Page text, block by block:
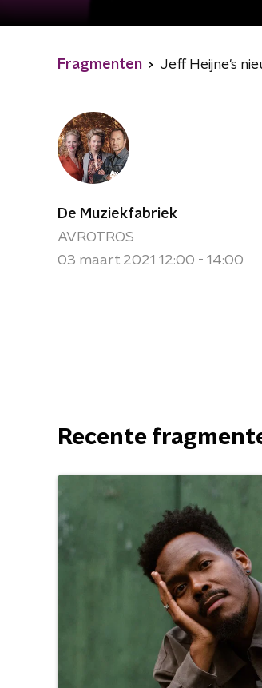
Fragmenten Jeff Heijne's
De Muziekfabriek
AVROTROS
03 maart 2021 12:00 - 14:00
Recente